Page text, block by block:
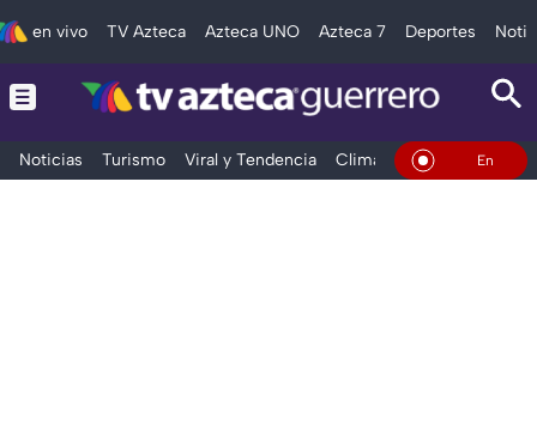
en vivo TV Azteca Azteca UNO Azteca 7 Deportes
Noticias Turismo Viral y Tendencia Clima Deportes En Vivo